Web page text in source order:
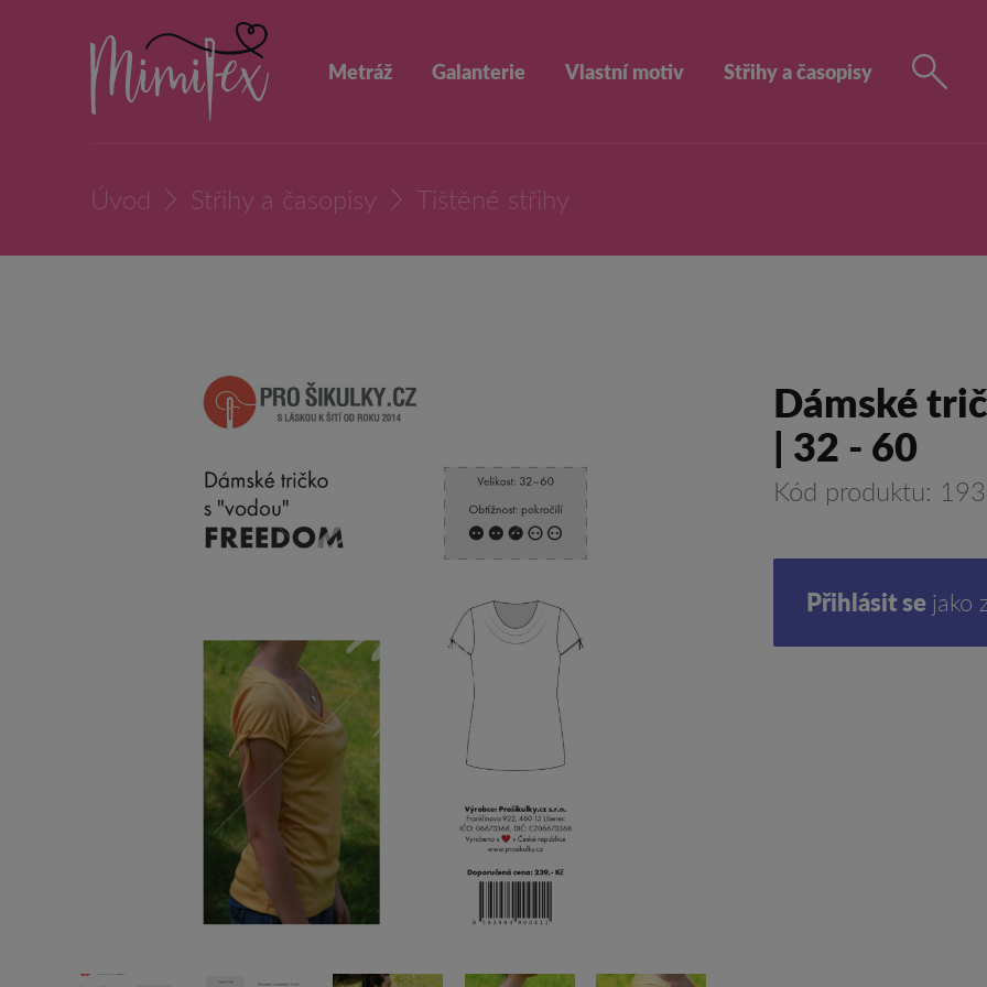
Metráž Galanterie Vlastní motiv Střihy a časopisy
Úvod Střihy a časopisy Tištěné střihy
Dámské
| 32 - 60
Kód produktu:
Přihlásit se jako